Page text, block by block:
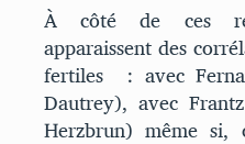
À côté de ces
apparaissent des
fertiles : avec
Dautrey), avec
Herzbrun) même